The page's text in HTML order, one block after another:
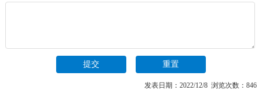
发表日期：2022/12/8 浏览次数：846